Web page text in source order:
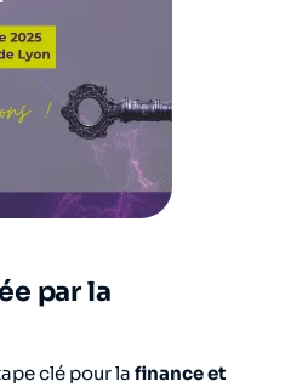
par la
clé pour la finance et